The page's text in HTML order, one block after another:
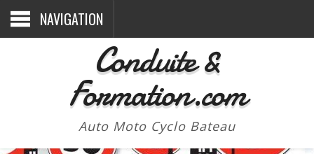
NAVIGATION
Conduite &
Formation.com
Auto Moto Cyclo Bateau